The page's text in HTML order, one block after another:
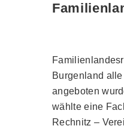
Burgenland
angeboten
wählte eine
Rechnitz –